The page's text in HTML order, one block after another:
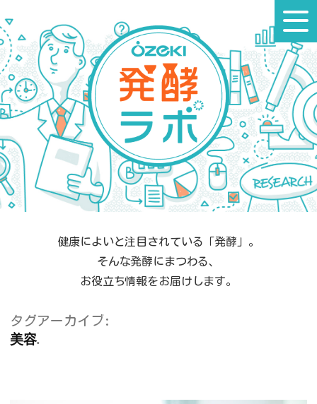
ン
テ
ン
ツ
へ
ス
キ
ッ
プ
健康によいと注目されている「発酵」。
そんな発酵にまつわる、
お役立ち情報をお届けします。
タグアーカイブ:
美容